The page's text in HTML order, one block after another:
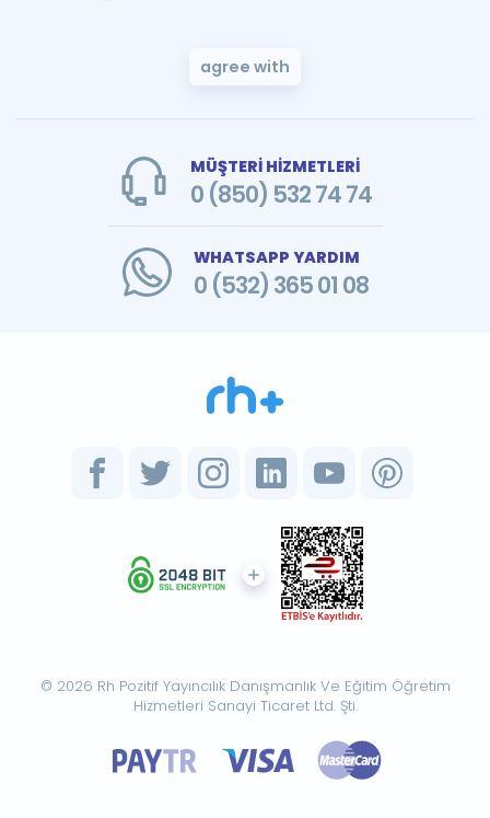
agree with
MÜŞTERİ HİZMETLERİ
0 (850) 532 74 74
WHATSAPP YARDIM
0 (532) 365 01 08
© 2026 Rh Pozitif Yayıncılık Danışmanlık Ve Eğitim Öğretim
Hizmetleri Sanayi Ticaret Ltd. Şti.